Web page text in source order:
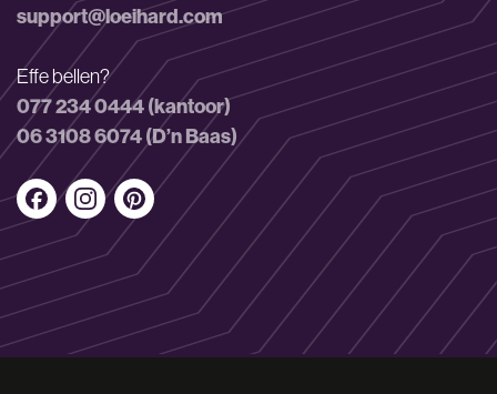
support@loeihard.com
Effe bellen?
077 234 0444 (kantoor)
06 3108 6074 (D’n Baas)